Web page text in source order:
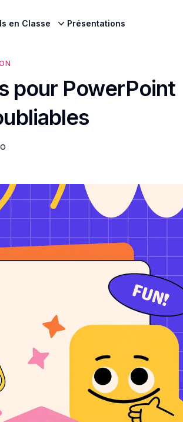
en Classe Présentations
pour PowerPoint